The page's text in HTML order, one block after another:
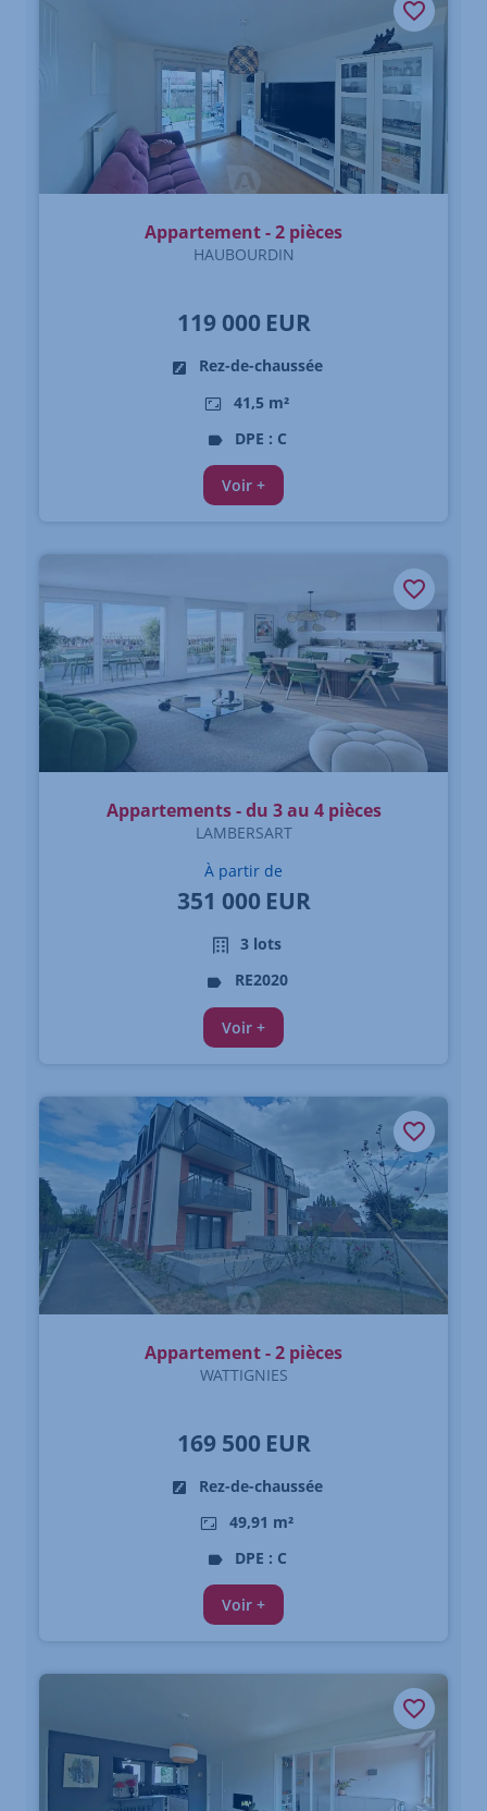
Appartement - 2 pièces
HAUBOURDIN
119 000 EUR
Rez-de-chaussée
41,5 m²
DPE : C
Voir +
Appartements - du 3 au 4 pièces
LAMBERSART
À partir de
351 000 EUR
3 lots
RE2020
Voir +
Appartement - 2 pièces
WATTIGNIES
169 500 EUR
Rez-de-chaussée
49,91 m²
DPE : C
Voir +